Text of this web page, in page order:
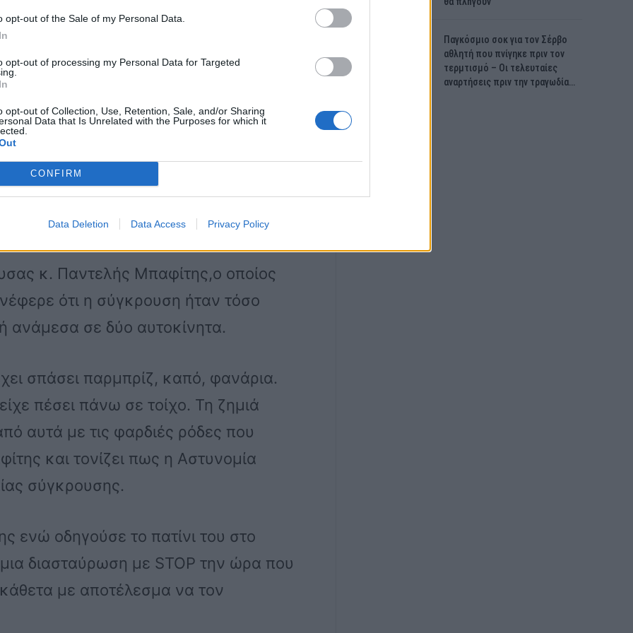
opt-out of the Sale of my Personal Data.
opt-out of processing my Personal Data for Targeted
opt-out of Collection, Use, Retention, Sale, and/or Sharing
Data that Is Unrelated with the Purposes for which it
CONFIRM
Data Deletion Data Access Privacy Policy
Το άγχος της μητέρας του, όπως
καλή δουλειά, όπως κι έγινε.
στην Πάρο και σύμφωνα με
έδωσε το πατίνι, προκειμένου να
του στο νησί. Κανείς δεν περίμενε
για τη ζωή του.
κ. Παντελής Μπαφίτης,ο οποίος
ότι η σύγκρουση ήταν τόσο
ανάμεσα σε δύο αυτοκίνητα.
σπάσει παρμπρίζ, καπό, φανάρια.
πέσει πάνω σε τοίχο. Τη ζημιά
αυτά με τις φαρδιές ρόδες που
και τονίζει πως η Αστυνομία
σύγκρουσης.
ενώ οδηγούσε το πατίνι του στο
διασταύρωση με STOP την ώρα που
με αποτέλεσμα να τον
Παγκόσμιο σοκ για τον Σέρβο
αθλητή που πνίγηκε πριν τον
τερμτισμό – Οι τελευταίες
αναρτήσεις πριν την τραγωδία…